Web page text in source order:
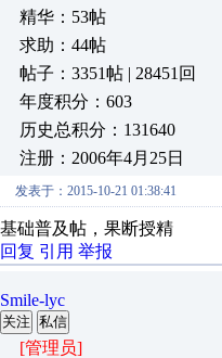
精华：53帖
求助：44帖
帖子：3351帖 | 28451回
年度积分：603
历史总积分：131640
注册：2006年4月25日
发表于：2015-10-21 01:38:41
基础普及帖，果断授精
回复 引用 举报
Smile-lyc
关注 私信
[管理员]